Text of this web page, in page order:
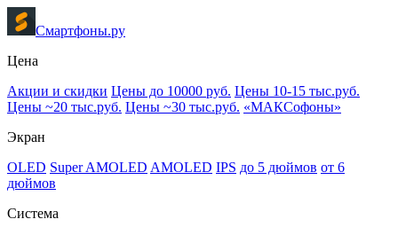
Смартфоны.ру
Цена
Акции и скидки Цены до 10000 руб. Цены 10-15 тыс.руб.
Цены ~20 тыс.руб. Цены ~30 тыс.руб. «МАКСофоны»
Экран
OLED Super AMOLED AMOLED IPS до 5 дюймов от 6
дюймов
Система